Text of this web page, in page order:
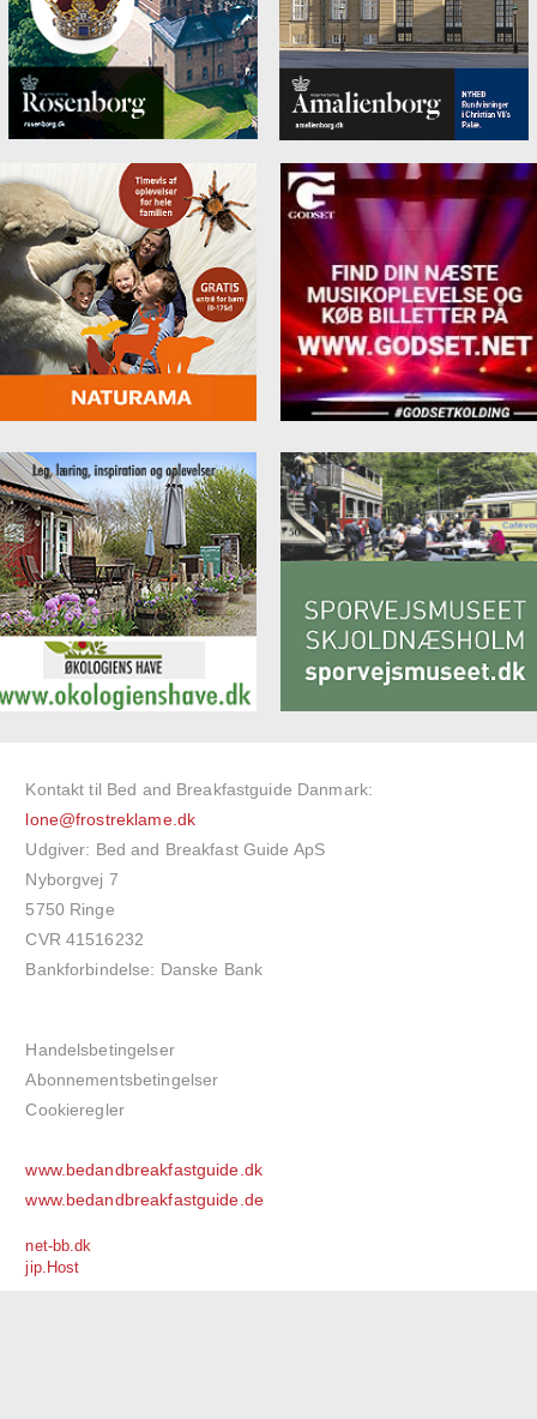
Kontakt til Bed and Breakfastguide Danmark:
lone@frostreklame.dk
Udgiver: Bed and Breakfast Guide ApS
Nyborgvej 7
5750 Ringe
CVR 41516232
Bankforbindelse: Danske Bank
Handelsbetingelser
Abonnementsbetingelser
Cookieregler
www.bedandbreakfastguide.dk
www.bedandbreakfastguide.de
net-bb.dk
jip.Host